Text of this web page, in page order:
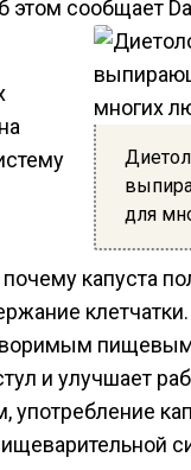
этом сообщает
для
капуста
и улучшает
употребление